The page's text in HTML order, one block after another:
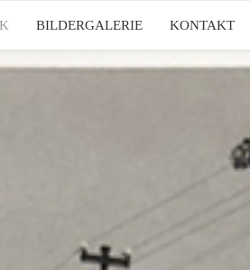
BILDERGALERIE KONTAKT